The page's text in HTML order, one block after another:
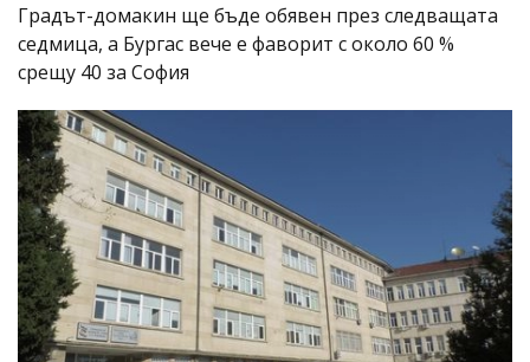
Градът-домакин ще бъде обявен през следващата
седмица, а Бургас вече е фаворит с около 60 %
срещу 40 за София